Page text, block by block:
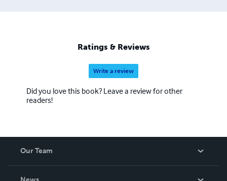
Ratings & Reviews
Write a review
Did you love this book? Leave a review for other
readers!
Our Team